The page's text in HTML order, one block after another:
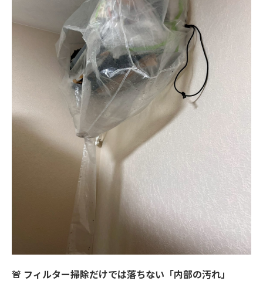
🚨 フィルター掃除だけでは落ちない「内部の汚れ」